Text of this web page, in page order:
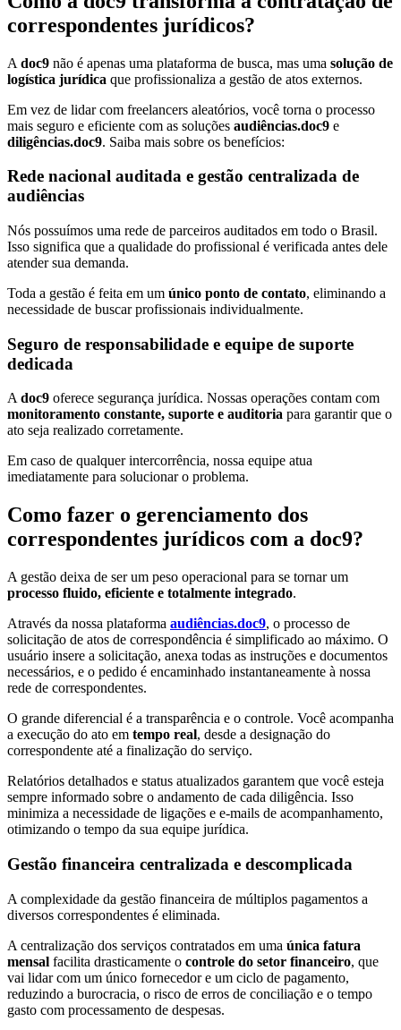
correspondentes jurídicos?
A doc9 não é apenas uma plataforma de busca, mas uma solução de
logística jurídica que profissionaliza a gestão de atos externos.
Em vez de lidar com freelancers aleatórios, você torna o processo
mais seguro e eficiente com as soluções audiências.doc9 e
diligências.doc9. Saiba mais sobre os benefícios:
Rede nacional auditada e gestão centralizada de
audiências
Nós possuímos uma rede de parceiros auditados em todo o Brasil.
Isso significa que a qualidade do profissional é verificada antes dele
atender sua demanda.
Toda a gestão é feita em um único ponto de contato, eliminando a
necessidade de buscar profissionais individualmente.
Seguro de responsabilidade e equipe de suporte
dedicada
Adoc9 oferece segurança jurídica. Nossas operações contam com
monitoramento constante, suporte e auditoria para garantir que o
ato seja realizado corretamente.
Em caso de qualquer intercorrência, nossa equipe atua
imediatamente para solucionar o problema.
Como fazer o gerenciamento dos
correspondentes jurídicos com a doc9?
A gestão deixa de ser um peso operacional para se tornar um
processo fluido, eficiente e totalmente integrado.
Através da nossa plataforma audiências.doc9, o processo de
solicitação de atos de correspondência é simplificado ao máximo. O
usuário insere a solicitação, anexa todas as instruções e documentos
necessários, e o pedido é encaminhado instantaneamente à nossa
rede de correspondentes.
O grande diferencial é a transparência e o controle. Você acompanha
a execução do ato em tempo real, desde a designação do
correspondente até a finalização do serviço.
Relatórios detalhados e status atualizados garantem que você esteja
sempre informado sobre o andamento de cada diligência. Isso
minimiza a necessidade de ligações e e-mails de acompanhamento,
otimizando o tempo da sua equipe jurídica.
Gestão financeira centralizada e descomplicada
A complexidade da gestão financeira de múltiplos pagamentos a
diversos correspondentes é eliminada.
A centralização dos serviços contratados em uma única fatura
mensal facilita drasticamente o controle do setor financeiro, que
vai lidar com um único fornecedor e um ciclo de pagamento,
reduzindo a burocracia, o risco de erros de conciliação e o tempo
gasto com processamento de despesas.